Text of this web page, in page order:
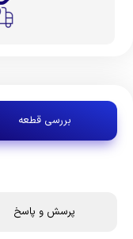
بررسی قطعه
پرسش و پاسخ